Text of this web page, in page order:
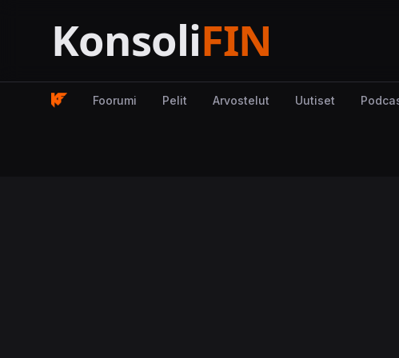
Foorumi Pelit Arvostelut Uutiset